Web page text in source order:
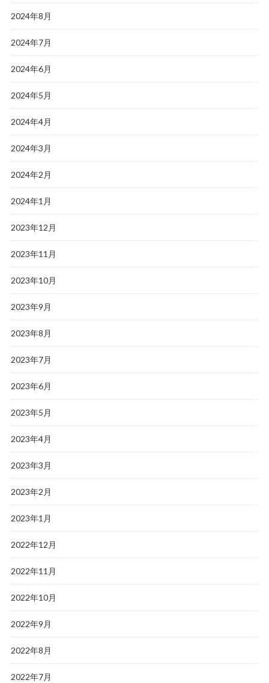
2024年8月
2024年7月
2024年6月
2024年5月
2024年4月
2024年3月
2024年2月
2024年1月
2023年12月
2023年11月
2023年10月
2023年9月
2023年8月
2023年7月
2023年6月
2023年5月
2023年4月
2023年3月
2023年2月
2023年1月
2022年12月
2022年11月
2022年10月
2022年9月
2022年8月
2022年7月